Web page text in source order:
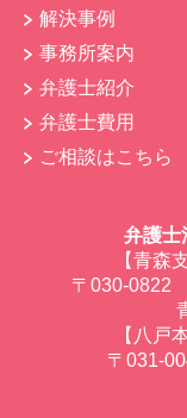
解決事例
事務所案内
弁護士紹介
弁護士費用
ご相談はこちら
弁護士
【青森
〒030-0822
【八戸
〒031-